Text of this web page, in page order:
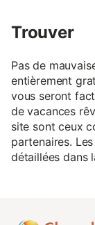
Trouver
Pas de
entièrement
vous seront
de vacances
site sont ceux
partenaires.
détaillées dans